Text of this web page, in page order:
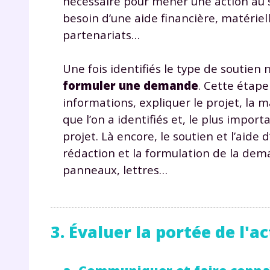
besoin d’une aide financière,
partenariats…
Une fois identifiés le type de soutien
formuler une demande. Cette
informations, expliquer le projet, la
que l’on a identifiés et, le plus
projet. Là encore, le soutien et l’aide
rédaction et la formulation de la
panneaux, lettres…
3. Évaluer la portée de
* Votre
Votre